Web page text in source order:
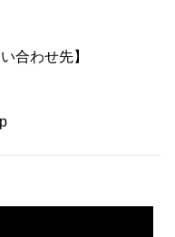
合わせ先】